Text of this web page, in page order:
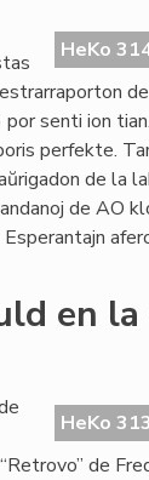
HeKo
senti ion
perfekte.
de la
de AO
en
HeKo
de